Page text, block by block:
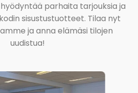
parhaita tarjouksia ja
sisustustuotteet. Tilaa nyt
ja anna elämäsi tilojen
uudistua!